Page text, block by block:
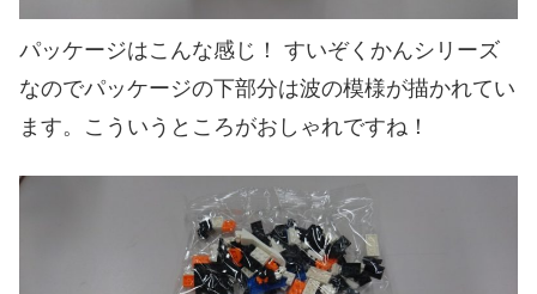
パッケージはこんな感じ！ すいぞくかんシリーズ
なのでパッケージの下部分は波の模様が描かれてい
ます。こういうところがおしゃれですね！